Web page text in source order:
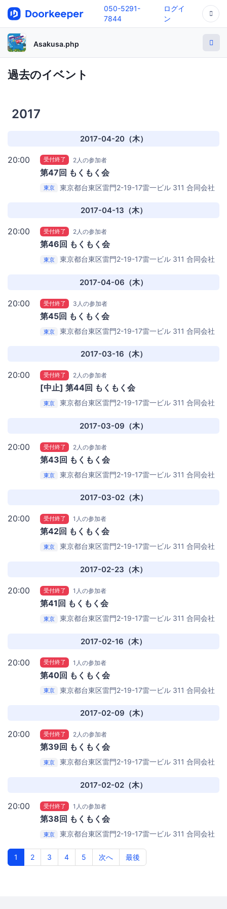
050-5291-
7844
ログイ
ン
Asakusa.php
過去のイベント
2017
2017-04-20（木）
20:00 受付終了 2人の参加者
第47回 もくもく会
東京 東京都台東区雷門2-19-17雷一ビル 311 合同会社
2017-04-13（木）
20:00 受付終了 2人の参加者
第46回 もくもく会
東京 東京都台東区雷門2-19-17雷一ビル 311 合同会社
2017-04-06（木）
20:00 受付終了 3人の参加者
第45回 もくもく会
東京 東京都台東区雷門2-19-17雷一ビル 311 合同会社
2017-03-16（木）
20:00 受付終了 2人の参加者
[中止] 第44回 もくもく会
東京 東京都台東区雷門2-19-17雷一ビル 311 合同会社
2017-03-09（木）
20:00 受付終了 2人の参加者
第43回 もくもく会
東京 東京都台東区雷門2-19-17雷一ビル 311 合同会社
2017-03-02（木）
20:00 受付終了 1人の参加者
第42回 もくもく会
東京 東京都台東区雷門2-19-17雷一ビル 311 合同会社
2017-02-23（木）
20:00 受付終了 1人の参加者
第41回 もくもく会
東京 東京都台東区雷門2-19-17雷一ビル 311 合同会社
2017-02-16（木）
20:00 受付終了 1人の参加者
第40回 もくもく会
東京 東京都台東区雷門2-19-17雷一ビル 311 合同会社
2017-02-09（木）
20:00 受付終了 2人の参加者
第39回 もくもく会
東京 東京都台東区雷門2-19-17雷一ビル 311 合同会社
2017-02-02（木）
20:00 受付終了 1人の参加者
第38回 もくもく会
東京 東京都台東区雷門2-19-17雷一ビル 311 合同会社
1
2 3 4 5 次へ 最後